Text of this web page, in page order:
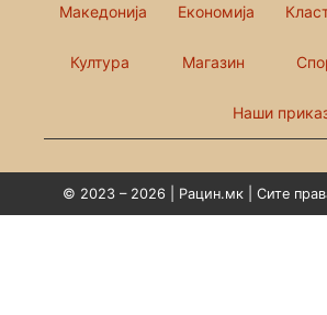
Македонија Економија
Култура Магазин
Наши
© 2023 – 2026 | Рацин.мк | Сите